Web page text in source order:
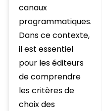
canaux
programmatiques.
Dans ce contexte,
il est essentiel
pour les éditeurs
de comprendre
les critères de
choix des